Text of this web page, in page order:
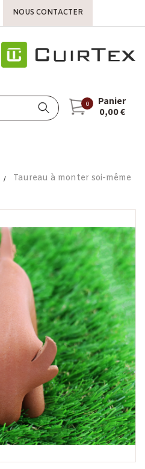
NOUS CONTACTER
0
Panier
0,00 €
Taureau à monter soi-même